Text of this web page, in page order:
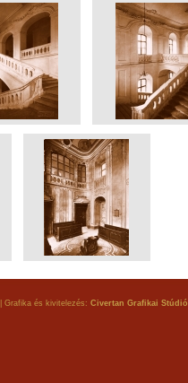
| Grafika és kivitelezés: Civertan Grafikai Stúdió